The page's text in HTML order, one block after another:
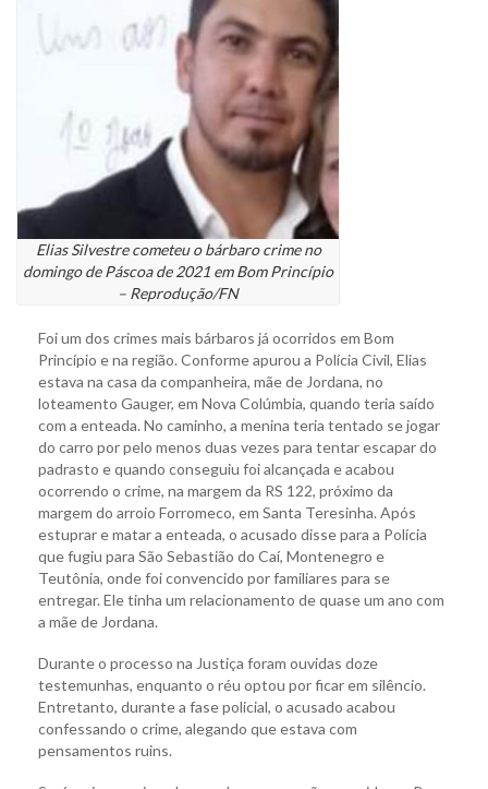
Elias Silvestre cometeu o bárbaro crime no
domingo de Páscoa de 2021 em Bom Princípio
– Reprodução/FN
Foi um dos crimes mais bárbaros já ocorridos em Bom
Princípio e na região. Conforme apurou a Polícia Civil, Elias
estava na casa da companheira, mãe de Jordana, no
loteamento Gauger, em Nova Colúmbia, quando teria saído
com a enteada. No caminho, a menina teria tentado se jogar
do carro por pelo menos duas vezes para tentar escapar do
padrasto e quando conseguiu foi alcançada e acabou
ocorrendo o crime, na margem da RS 122, próximo da
margem do arroio Forromeco, em Santa Teresinha. Após
estuprar e matar a enteada, o acusado disse para a Polícia
que fugiu para São Sebastião do Caí, Montenegro e
Teutônia, onde foi convencido por familiares para se
entregar. Ele tinha um relacionamento de quase um ano com
a mãe de Jordana.
Durante o processo na Justiça foram ouvidas doze
testemunhas, enquanto o réu optou por ficar em silêncio.
Entretanto, durante a fase policial, o acusado acabou
confessando o crime, alegando que estava com
pensamentos ruins.